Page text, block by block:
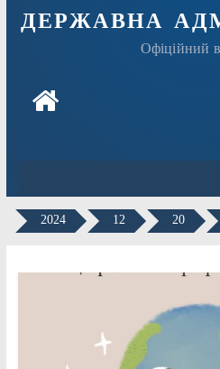
державна
Офіційний
2024 12 20